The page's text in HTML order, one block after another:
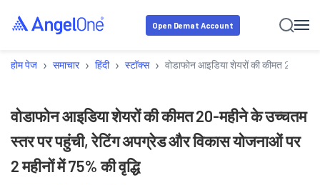
Open Demat Account
होम पेज › समाचार › हिंदी › स्टॉक्स › वोडाफोन आइडिया शेयरों की कीमत 20-
वोडाफोन आइडिया शेयरों की कीमत 20-महीने के उच्चतम
स्तर पर पहुंची, रेटिंग अपग्रेड और विकास योजनाओं पर
2 महीनों में 75% की वृद्धि